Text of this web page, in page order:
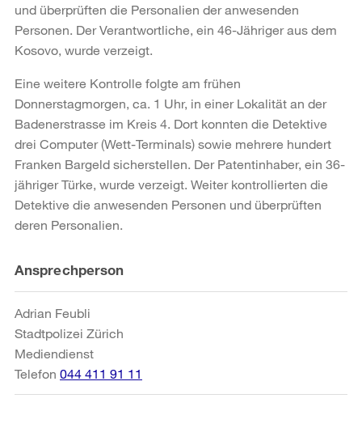
und überprüften die Personalien der anwesenden
Personen. Der Verantwortliche, ein 46-Jähriger aus dem
Kosovo, wurde verzeigt.
Eine weitere Kontrolle folgte am frühen
Donnerstagmorgen, ca. 1 Uhr, in einer Lokalität an der
Badenerstrasse im Kreis 4. Dort konnten die Detektive
drei Computer (Wett-Terminals) sowie mehrere hundert
Franken Bargeld sicherstellen. Der Patentinhaber, ein 36-
jähriger Türke, wurde verzeigt. Weiter kontrollierten die
Detektive die anwesenden Personen und überprüften
deren Personalien.
Weitere
Informationen
Ansprechperson
Adrian Feubli
Stadtpolizei Zürich
Mediendienst
Telefon 044 411 91 11